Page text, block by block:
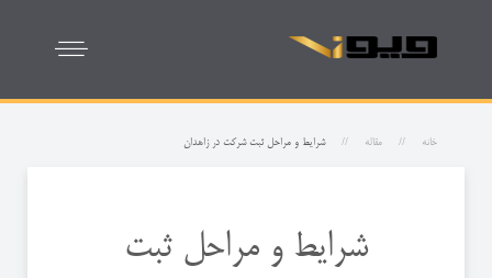
خانه مقاله شرایط و مراحل ثبت شرکت در زاهدان
شرایط و مراحل ثبت